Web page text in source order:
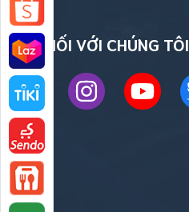
KẾT NỐI VỚI CHÚNG TÔI